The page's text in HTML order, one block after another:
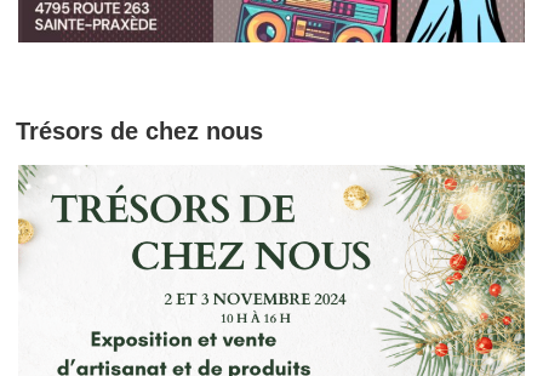
Trésors de chez nous